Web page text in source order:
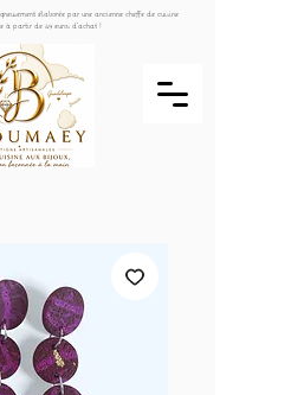
élaborée par une ancienne cheffe de cuisine
à partir de 49 euros d'achat !